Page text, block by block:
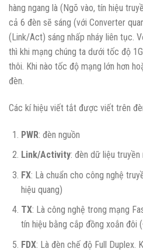
hàng ngang là (Ngõ vào, tín hiệu
cả 6 đèn sẽ sáng (với Converter
(Link/Act) sáng nhấp nháy liên tục.
thì khi mạng chúng ta dưới tốc độ
thôi. Khi nào tốc độ mạng lớn hơn
đèn.
Các kí hiệu viết tắt được viết trên
PWR: đèn nguồn
Link/Activity: đèn dữ liệu truyền
FX: Là chuẩn cho công nghệ
hiệu quang)
TX: Là công nghệ trong mạng
tín hiệu bằng cắp đồng xoắn đôi
FDX: Là đèn chế độ Full Duplex.